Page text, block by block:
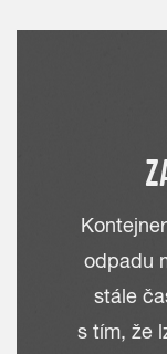
odpadu
stále
s tím, že